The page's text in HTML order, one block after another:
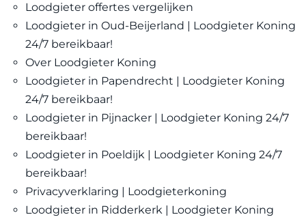
Loodgieter offertes vergelijken
Loodgieter in Oud-Beijerland | Loodgieter Koning
24/7 bereikbaar!
Over Loodgieter Koning
Loodgieter in Papendrecht | Loodgieter Koning
24/7 bereikbaar!
Loodgieter in Pijnacker | Loodgieter Koning 24/7
bereikbaar!
Loodgieter in Poeldijk | Loodgieter Koning 24/7
bereikbaar!
Privacyverklaring | Loodgieterkoning
Loodgieter in Ridderkerk | Loodgieter Koning